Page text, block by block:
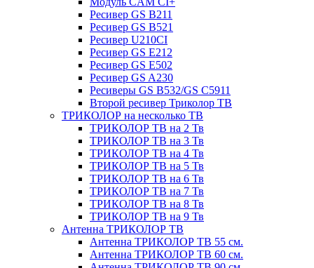
Ресивер GS B211
Ресивер GS B521
Ресивер U210CI
Ресивер GS E212
Ресивер GS E502
Ресивер GS A230
Ресиверы GS B532/GS C5911
Второй ресивер Триколор ТВ
ТРИКОЛОР на несколько ТВ
ТРИКОЛОР ТВ на 2 Тв
ТРИКОЛОР ТВ на 3 Тв
ТРИКОЛОР ТВ на 4 Тв
ТРИКОЛОР ТВ на 5 Тв
ТРИКОЛОР ТВ на 6 Тв
ТРИКОЛОР ТВ на 7 Тв
ТРИКОЛОР ТВ на 8 Тв
ТРИКОЛОР ТВ на 9 Тв
Антенна ТРИКОЛОР ТВ
Антенна ТРИКОЛОР ТВ 55 см.
Антенна ТРИКОЛОР ТВ 60 см.